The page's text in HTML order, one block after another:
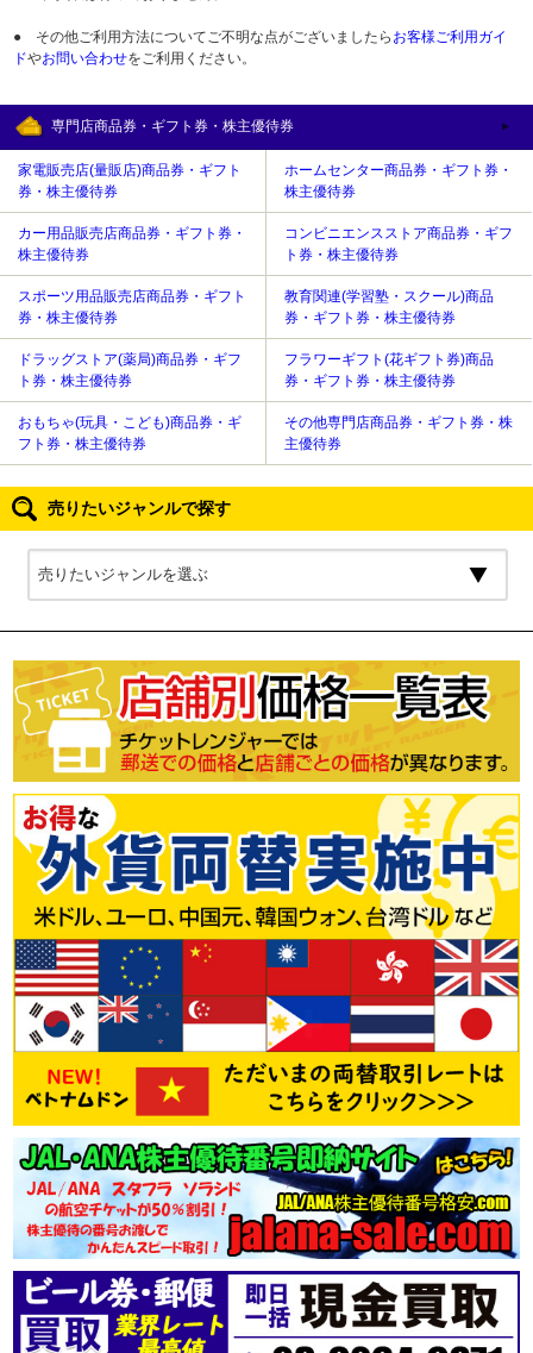
● その他ご利用方法についてご不明な点がございましたら お客様ご利用ガイ
ドやお問い合わせをご利用ください。
専門店商品券・ギフト券・株主優待券
家電販売店(量販店)商品券・ギフト
券・株主優待券
ホームセンター商品券・ギフト券・
株主優待券
カー用品販売店商品券・ギフト券・
株主優待券
コンビニエンスストア商品券・ギフ
ト券・株主優待券
スポーツ用品販売店商品券・ギフト
券・株主優待券
教育関連(学習塾・スクール)商品
券・ギフト券・株主優待券
ドラッグストア(薬局)商品券・ギフ
ト券・株主優待券
フラワーギフト(花ギフト券)商品
券・ギフト券・株主優待券
おもちゃ(玩具・こども)商品券・ギ
フト券・株主優待券
その他専門店商品券・ギフト券・株
主優待券
売りたいジャンルで探す